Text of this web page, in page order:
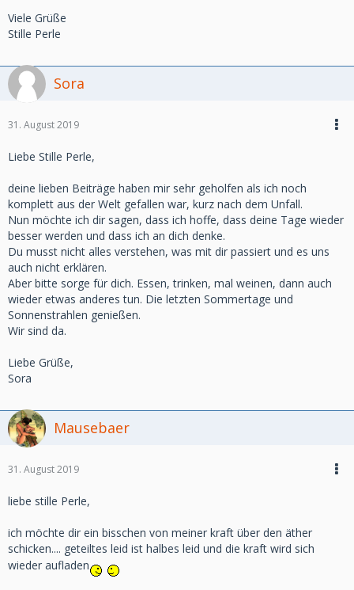
Viele Grüße
Stille Perle
Sora
31. August 2019
Liebe Stille Perle,
deine lieben Beiträge haben mir sehr geholfen als ich noch
komplett aus der Welt gefallen war, kurz nach dem Unfall.
Nun möchte ich dir sagen, dass ich hoffe, dass deine Tage wieder
besser werden und dass ich an dich denke.
Du musst nicht alles verstehen, was mit dir passiert und es uns
auch nicht erklären.
Aber bitte sorge für dich. Essen, trinken, mal weinen, dann auch
wieder etwas anderes tun. Die letzten Sommertage und
Sonnenstrahlen genießen.
Wir sind da.
Liebe Grüße,
Sora
Mausebaer
31. August 2019
liebe stille Perle,
ich möchte dir ein bisschen von meiner kraft über den äther
schicken.... geteiltes leid ist halbes leid und die kraft wird sich
wieder aufladen